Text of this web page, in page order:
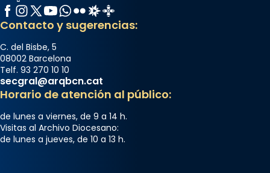
Facebook
Instagram
X / Twitter
YouTube
WhatsApp
FlickrRadio Estel
Catalunya Cristiana
Contacto y sugerencias:
C. del Bisbe, 5
08002 Barcelona
Telf. 93 270 10 10
secgral@arqbcn.cat
Horario de atención al público:
de lunes a viernes, de 9 a 14 h.
Visitas al Archivo Diocesano:
de lunes a jueves, de 10 a 13 h.